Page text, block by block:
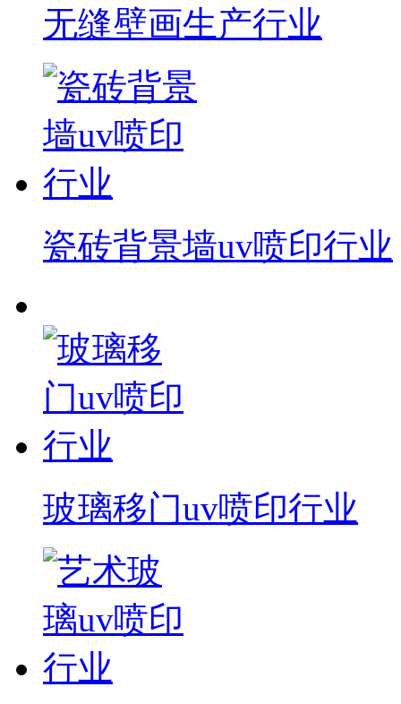
无缝壁画生产行业
瓷砖背景墙uv喷印行业
玻璃移门uv喷印行业